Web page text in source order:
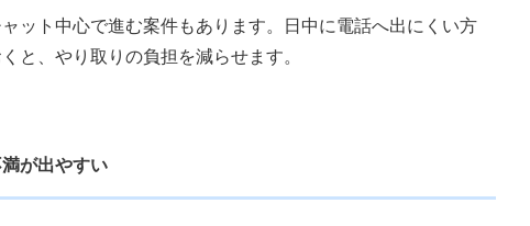
ット中心で進む案件もあります。日中に電話へ出にくい方
と、やり取りの負担を減らせます。
が出やすい